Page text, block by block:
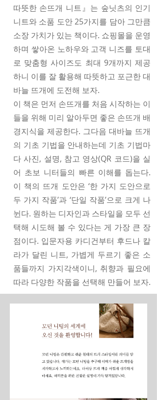
따뜻한 손뜨개 니트』는 숲닛츠의 인기
니트와 소품 도안 25가지를 담아 그만큼
소장 가치가 있는 책이다. 쇼핑몰을 운영
하며 쌓아온 노하우와 고객 니즈를 토대
로 맞춤형 사이즈도 최대 9개까지 제공
하니 이를 잘 활용해 따뜻하고 포근한 대
바늘 뜨개에 도전해 보자.
이 책은 먼저 손뜨개를 처음 시작하는 이
들을 위해 미리 알아두면 좋은 손뜨개 배
경지식을 제공한다. 그다음 대바늘 뜨개
의 기초 기법을 안내하는데 기초 기법마
다 사진, 설명, 참고 영상(QR 코드)을 실
어 초보 니터들의 빠른 이해를 돕는다.
이 책의 뜨개 도안은 ‘한 가지 도안으로
두 가지 작품’과 ‘단일 작품’으로 크게 나
뉜다. 원하는 디자인과 스타일을 모두 선
택해 시도해 볼 수 있다는 게 가장 큰 장
점이다. 입문자용 카디건부터 후드나 칼
라가 달린 니트, 가볍게 두르기 좋은 소
품들까지 가지각색이니, 취향과 필요에
따라 다양한 작품을 선택해 만들어 보자.